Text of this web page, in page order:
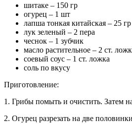
шитаке – 150 гр
огурец – 1 шт
лапша тонкая китайская – 25 гр
лук зеленый – 2 пера
чеснок – 1 зубчик
масло растительное – 2 ст.
соевый соус – 1 ст. ложка
соль по вкусу
Приготовление:
1. Грибы помыть и очистить. Затем
2. Огурец разрезать на две